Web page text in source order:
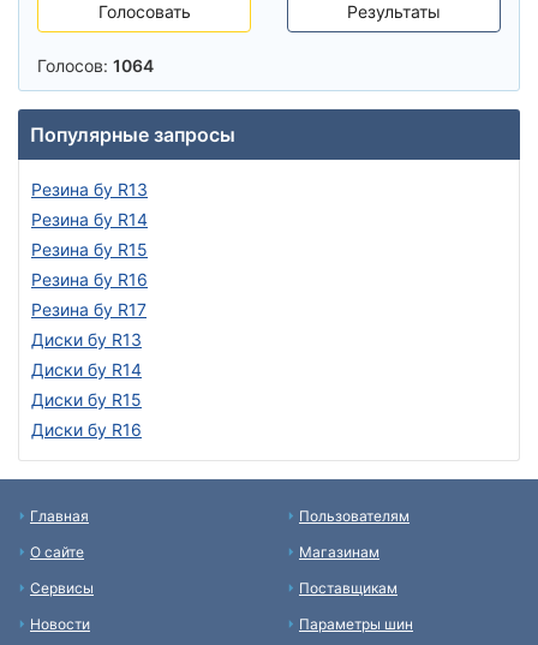
Голосовать Результаты
Голосов: 1064
Популярные запросы
Резина бу R13
Резина бу R14
Резина бу R15
Резина бу R16
Резина бу R17
Диски бу R13
Диски бу R14
Диски бу R15
Диски бу R16
Главная
О сайте
Сервисы
Новости
Пользователям
Магазинам
Поставщикам
Параметры шин